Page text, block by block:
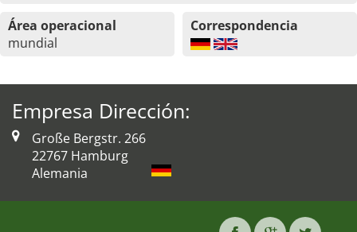
Área operacional
mundial
Correspondencia
Empresa Dirección:
Große Bergstr. 266
22767 Hamburg
Alemania